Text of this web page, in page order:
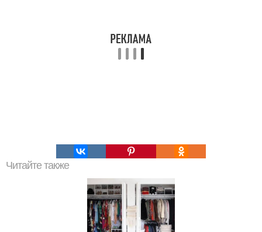
Читайте также